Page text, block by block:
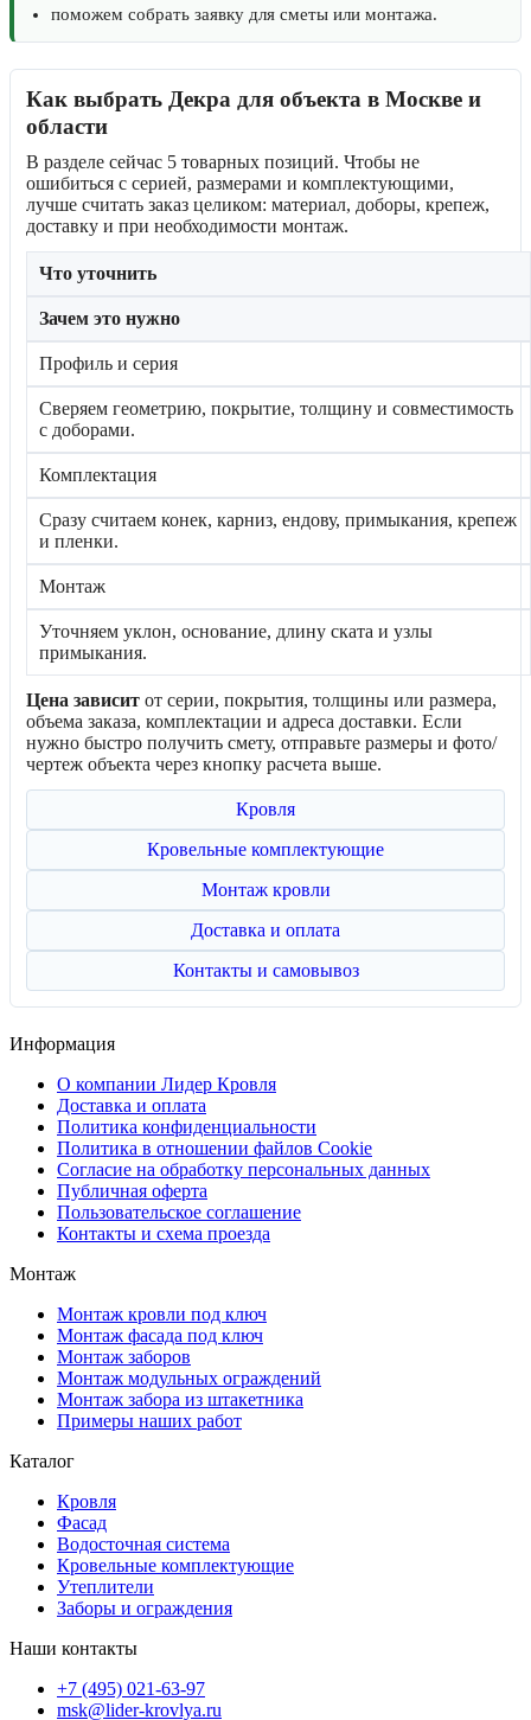
поможем собрать заявку для сметы или монтажа.
Как выбрать Декра для объекта в Москве и
области
В разделе сейчас 5 товарных позиций. Чтобы не
ошибиться с серией, размерами и комплектующими,
лучше считать заказ целиком: материал, доборы, крепеж,
доставку и при необходимости монтаж.
Что уточнить
Зачем это нужно
Профиль и серия
Сверяем геометрию, покрытие, толщину и совместимость
с доборами.
Комплектация
Сразу считаем конек, карниз, ендову, примыкания, крепеж
и пленки.
Монтаж
Уточняем уклон, основание, длину ската и узлы
примыкания.
Цена зависит от серии, покрытия, толщины или размера,
объема заказа, комплектации и адреса доставки. Если
нужно быстро получить смету, отправьте размеры и фото/
чертеж объекта через кнопку расчета выше.
Кровля
Кровельные комплектующие
Монтаж кровли
Доставка и оплата
Контакты и самовывоз
Информация
О компании Лидер Кровля
Доставка и оплата
Политика конфиденциальности
Политика в отношении файлов Cookie
Согласие на обработку персональных данных
Публичная оферта
Пользовательское соглашение
Контакты и схема проезда
Монтаж
Монтаж кровли под ключ
Монтаж фасада под ключ
Монтаж заборов
Монтаж модульных ограждений
Монтаж забора из штакетника
Примеры наших работ
Каталог
Кровля
Фасад
Водосточная система
Кровельные комплектующие
Утеплители
Заборы и ограждения
Наши контакты
+7 (495) 021-63-97
msk@lider-krovlya.ru